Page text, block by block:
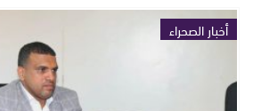
أخبار الصحراء